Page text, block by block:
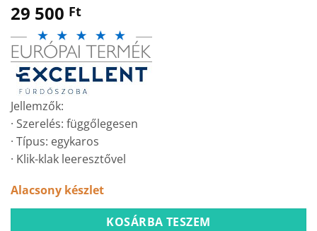
29 500 Ft
Jellemzők:
· Szerelés: függőlegesen
· Típus: egykaros
· Klik-klak leeresztővel
Alacsony készlet
KOSÁRBA TESZEM